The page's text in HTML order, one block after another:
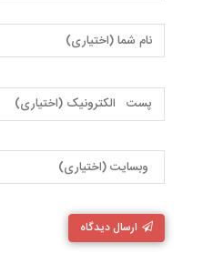
ارسال دیدگاه